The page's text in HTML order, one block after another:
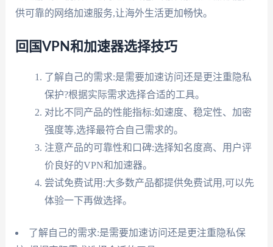
供可靠的网络加速服务,让海外生活更加畅快。
回国VPN和加速器选择技巧
了解自己的需求:是需要加速访问还是更注重隐私
保护?根据实际需求选择合适的工具。
对比不同产品的性能指标:如速度、稳定性、加密
强度等,选择最符合自己需求的。
注意产品的可靠性和口碑:选择知名度高、用户评
价良好的VPN和加速器。
尝试免费试用:大多数产品都提供免费试用,可以先
体验一下再做选择。
了解自己的需求:是需要加速访问还是更注重隐私保